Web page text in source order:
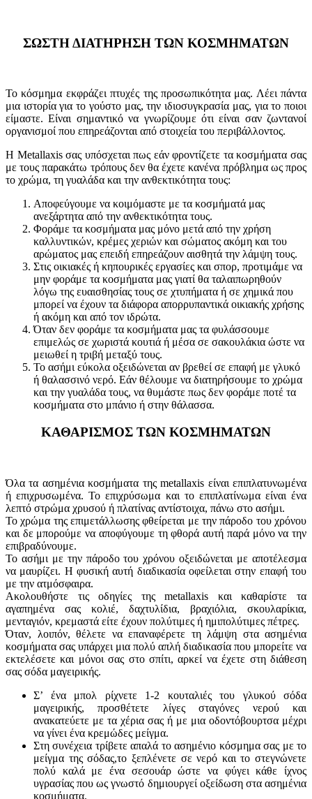
ΣΩΣΤΗ ΔΙΑΤΗΡΗΣΗ ΤΩΝ ΚΟΣΜΗΜΑΤΩΝ
Το κόσμημα εκφράζει πτυχές της προσωπικότητα μας. Λέει πάντα
μια ιστορία για το γούστο μας, την ιδιοσυγκρασία μας, για το ποιοι
είμαστε. Είναι σημαντικό να γνωρίζουμε ότι είναι σαν ζωντανοί
οργανισμοί που επηρεάζονται από στοιχεία του περιβάλλοντος.
Η Metallaxis σας υπόσχεται πως εάν φροντίζετε τα κοσμήματα σας
με τους παρακάτω τρόπους δεν θα έχετε κανένα πρόβλημα ως προς
το χρώμα, τη γυαλάδα και την ανθεκτικότητα τους:
Αποφεύγουμε να κοιμόμαστε με τα κοσμήματά μας
ανεξάρτητα από την ανθεκτικότητα τους.
Φοράμε τα κοσμήματα μας μόνο μετά από την χρήση
καλλυντικών, κρέμες χεριών και σώματος ακόμη και του
αρώματος μας επειδή επηρεάζουν αισθητά την λάμψη τους.
Στις οικιακές ή κηπουρικές εργασίες και σπορ, προτιμάμε να
μην φοράμε τα κοσμήματα μας γιατί θα ταλαιπωρηθούν
λόγω της ευαισθησίας τους σε χτυπήματα ή σε χημικά που
μπορεί να έχουν τα διάφορα απορρυπαντικά οικιακής χρήσης
ή ακόμη και από τον ιδρώτα.
Όταν δεν φοράμε τα κοσμήματα μας τα φυλάσσουμε
επιμελώς σε χωριστά κουτιά ή μέσα σε σακουλάκια ώστε να
μειωθεί η τριβή μεταξύ τους.
Το ασήμι εύκολα οξειδώνεται αν βρεθεί σε επαφή με γλυκό
ή θαλασσινό νερό. Εάν θέλουμε να διατηρήσουμε το χρώμα
και την γυαλάδα τους, να θυμάστε πως δεν φοράμε ποτέ τα
κοσμήματα στο μπάνιο ή στην θάλασσα.
ΚΑΘΑΡΙΣΜΟΣ ΤΩΝ ΚΟΣΜΗΜΑΤΩΝ
Όλα τα ασημένια κοσμήματα της metallaxis είναι επιπλατυνωμένα
ή επιχρυσωμένα. Το επιχρύσωμα και το επιπλατίνωμα είναι ένα
λεπτό στρώμα χρυσού ή πλατίνας αντίστοιχα, πάνω στο ασήμι.
Το χρώμα της επιμετάλλωσης φθείρεται με την πάροδο του χρόνου
και δε μπορούμε να αποφύγουμε τη φθορά αυτή παρά μόνο να την
επιβραδύνουμε.
Το ασήμι με την πάροδο του χρόνου οξειδώνεται με αποτέλεσμα
να μαυρίζει. Η φυσική αυτή διαδικασία οφείλεται στην επαφή του
με την ατμόσφαιρα.
Ακολουθήστε τις οδηγίες της metallaxis και καθαρίστε τα
αγαπημένα σας κολιέ, δαχτυλίδια, βραχιόλια, σκουλαρίκια,
μενταγιόν, κρεμαστά είτε έχουν πολύτιμες ή ημιπολύτιμες πέτρες.
Όταν, λοιπόν, θέλετε να επαναφέρετε τη λάμψη στα ασημένια
κοσμήματα σας υπάρχει μια πολύ απλή διαδικασία που μπορείτε να
εκτελέσετε και μόνοι σας στο σπίτι, αρκεί να έχετε στη διάθεση
σας σόδα μαγειρικής.
Σ’ ένα μπολ ρίχνετε 1-2 κουταλιές του γλυκού σόδα
μαγειρικής, προσθέτετε λίγες σταγόνες νερού και
ανακατεύετε με τα χέρια σας ή με μια οδοντόβουρτσα μέχρι
να γίνει ένα κρεμώδες μείγμα.
Στη συνέχεια τρίβετε απαλά το ασημένιο κόσμημα σας με το
μείγμα της σόδας,το ξεπλένετε σε νερό και το στεγνώνετε
πολύ καλά με ένα σεσουάρ ώστε να φύγει κάθε ίχνος
υγρασίας που ως γνωστό δημιουργεί οξείδωση στα ασημένια
κοσμήματα.